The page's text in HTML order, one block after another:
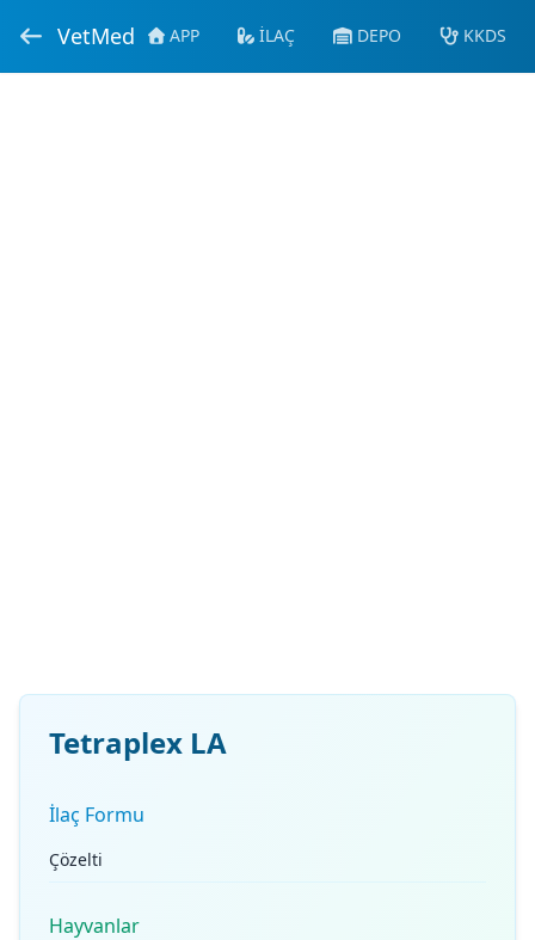
VetMed APP İLAÇ DEPO KKDS
Tetraplex LA
İlaç Formu
Çözelti
Hayvanlar